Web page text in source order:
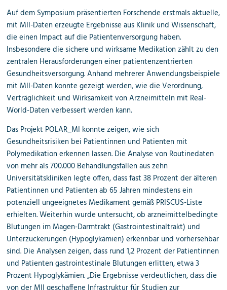
Auf dem Symposium präsentierten Forschende erstmals aktuelle,
mit MII-Daten erzeugte Ergebnisse aus Klinik und Wissenschaft,
die einen Impact auf die Patientenversorgung haben.
Insbesondere die sichere und wirksame Medikation zählt zu den
zentralen Herausforderungen einer patientenzentrierten
Gesundheitsversorgung. Anhand mehrerer Anwendungsbeispiele
mit MII-Daten konnte gezeigt werden, wie die Verordnung,
Verträglichkeit und Wirksamkeit von Arzneimitteln mit Real-
World-Daten verbessert werden kann.
Das Projekt POLAR_MI konnte zeigen, wie sich
Gesundheitsrisiken bei Patientinnen und Patienten mit
Polymedikation erkennen lassen. Die Analyse von Routinedaten
von mehr als 700.000 Behandlungsfällen aus zehn
Universitätskliniken legte offen, dass fast 38 Prozent der älteren
Patientinnen und Patienten ab 65 Jahren mindestens ein
potenziell ungeeignetes Medikament gemäß PRISCUS-Liste
erhielten. Weiterhin wurde untersucht, ob arzneimittelbedingte
Blutungen im Magen-Darmtrakt (Gastrointestinaltrakt) und
Unterzuckerungen (Hypoglykämien) erkennbar und vorhersehbar
sind. Die Analysen zeigen, dass rund 1,2 Prozent der Patientinnen
und Patienten gastrointestinale Blutungen erlitten, etwa 3
Prozent Hypoglykämien. „Die Ergebnisse verdeutlichen, dass die